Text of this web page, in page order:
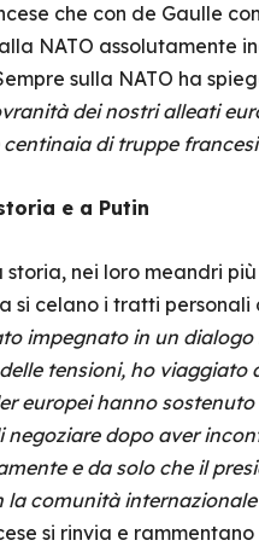
che con de Gaulle
NATO assolutamente
sulla NATO ha
dei nostri alleati
centinaia di truppe
e a Putin
nei loro meandri
si celano i tratti
impegnato in un
tensioni, ho viaggiato
europei hanno
negoziare dopo aver
e da solo che il
la comunità
si rinvia e